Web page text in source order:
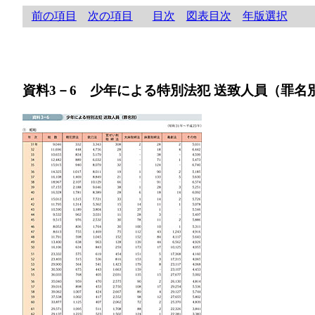
前の項目 次の項目 目次 図表目次 年版選択
資料3－6 少年による特別法犯 送致人員（罪名